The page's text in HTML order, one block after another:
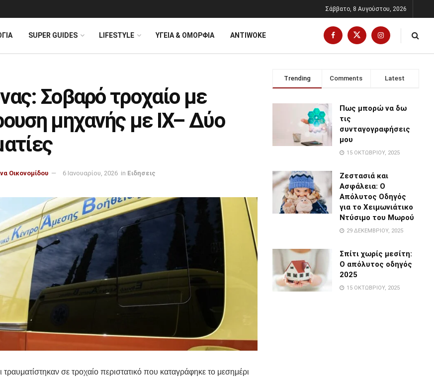
Σάββατο, 8 Αυγούστου, 2026
SUPER GUIDES LIFESTYLE ΥΓΕΙΑ & ΟΜΟΡΦΙΑ ANTIWOKE
Σοβαρό τροχαίο με
μηχανής με ΙΧ– Δύο
Οικονομίδου 6 Ιανουαρίου, 2026 in Ειδησεις
σε τροχαίο περιστατικό που καταγράφηκε το μεσημέρι
Trending Comments Latest
Πως μπορώ να δω
τις
συνταγογραφήσεις
μου
15 ΟΚΤΩΒΡΊΟΥ, 2025
Ζεστασιά και
Ασφάλεια: Ο
Απόλυτος Οδηγός
για το Χειμωνιάτικο
Ντύσιμο του Μωρού
29 ΔΕΚΕΜΒΡΊΟΥ, 2025
Σπίτι χωρίς μεσίτη:
Ο απόλυτος οδηγός
2025
15 ΟΚΤΩΒΡΊΟΥ, 2025